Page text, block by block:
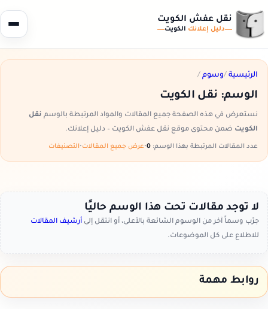
نقل عفش الكويت
دليل إعلانك الكويت
الرئيسية /وسوم /
الوسم: نقل الكويت
نستعرض في هذه الصفحة جميع المقالات والمواد المرتبطة بالوسم نقل
الكويت ضمن محتوى موقع نقل عفش الكويت – دليل إعلانك.
عدد المقالات المرتبطة بهذا الوسم: •عرض جميع المقالات•التصنيفات
لا توجد مقالات تحت هذا الوسم حاليًا
جرّب وسماً آخر من الوسوم الشائعة بالأعلى، أو انتقل إلى أرشيف المقالات
للاطلاع على كل الموضوعات.
روابط مهمة